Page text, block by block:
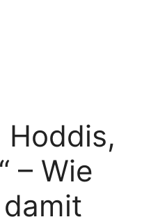
Hoddis,
– Wie